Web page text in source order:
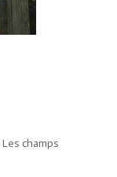
Les champs